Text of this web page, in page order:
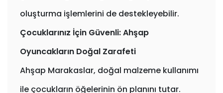
oluşturma işlemlerini de destekleyebilir.
Çocuklarınız İçin Güvenli: Ahşap
Oyuncakların Doğal Zarafeti
Ahşap Marakaslar, doğal malzeme kullanımı
ile çocukların öğelerinin ön planını tutar.